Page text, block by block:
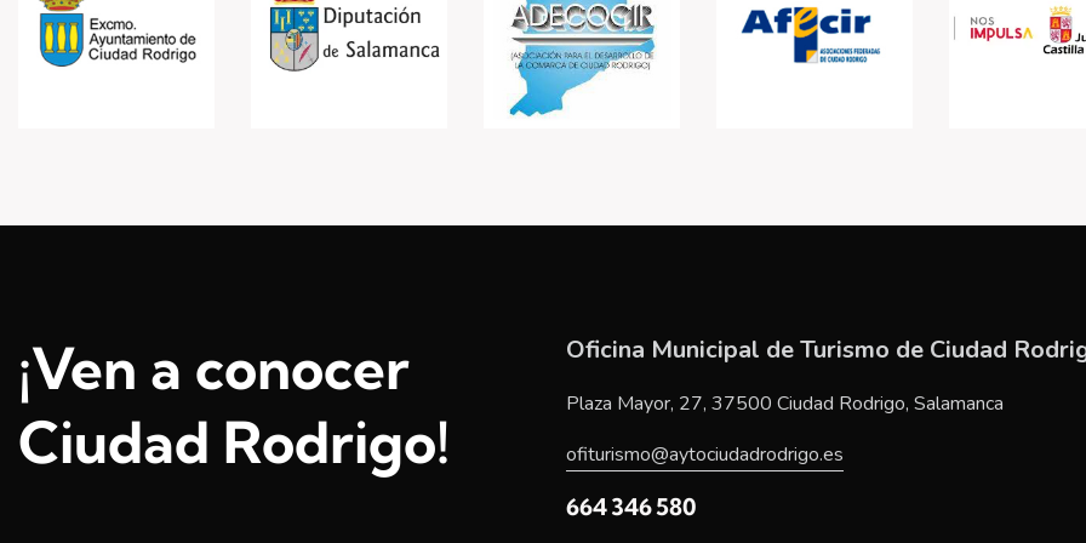
¡Ven a conocer
Ciudad Rodrigo!
Oficina Municipal de Turismo de Ciudad
Plaza Mayor, 27, 37500 Ciudad Rodrigo, Salamanca
ofiturismo@aytociudadrodrigo.es
664 346 580